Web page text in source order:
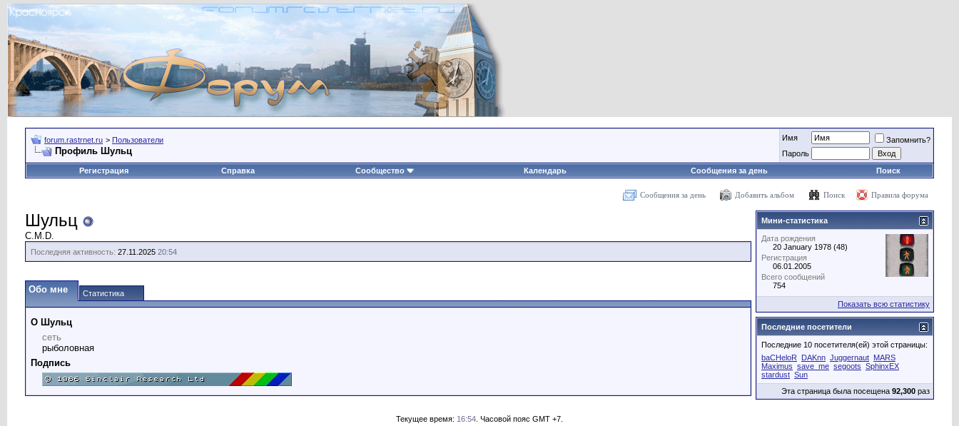
forum.rastrnet.ru > Пользователи
Профиль Шульц
Имя
Запомнить?
Пароль
Регистрация
Справка Сообщество Календарь Сообщения за день Поиск
Сообщения за день Добавить альбом Поиск Правила форума
Шульц
C.M.D.
Последняя активность: 27.11.2025 20:54
Обо мне Статистика
О Шульц
сеть
рыболовная
Подпись
Мини-статистика
Дата рождения
20 January 1978 (48)
Регистрация
06.01.2005
Всего сообщений
754
Показать всю статистику
Последние посетители
Последние 10 посетителя(ей) этой страницы:
baCHeloR
DAKnn Juggernaut MARS
Maximus save_me segoots SphinxEX
stardust Sun
Эта страница была посещена 92,300 раз
Текущее время: 16:54 . Часовой пояс GMT +7.